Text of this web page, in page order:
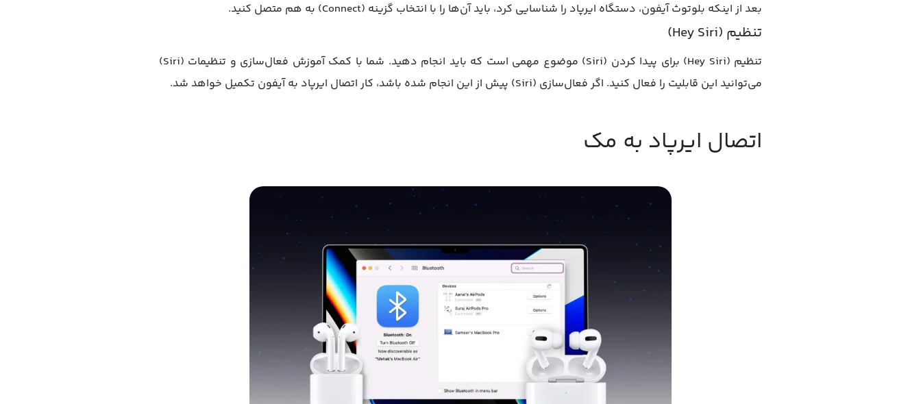
بعد از اینکه بلوتوث آیفون، دستگاه ایرپاد را شناسایی کرد، باید آن‌ها را با انتخاب گزینه (Connect) به هم متصل کنید.
تنظیم (Hey Siri)
تنظیم (Hey Siri) برای پیدا کردن (Siri) موضوع مهمی است که باید انجام دهید. شما با کمک آموزش فعال‌سازی و تنظیمات (Siri)
می‌توانید این قابلیت را فعال کنید. اگر فعال‌سازی (Siri) پیش از این انجام شده باشد، کار اتصال ایرپاد به آیفون تکمیل خواهد شد.
اتصال ایرپاد به مک